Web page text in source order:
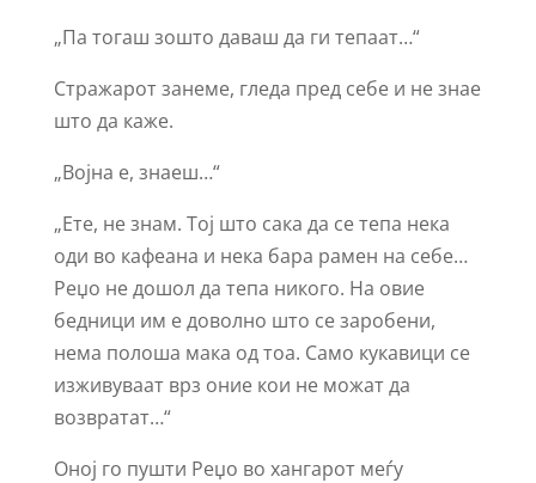
„Па тогаш зошто даваш да ги тепаат…“
Стражарот занеме, гледа пред себе и не знае
што да каже.
„Војна е, знаеш…“
„Ете, не знам. Тој што сака да се тепа нека
оди во кафеана и нека бара рамен на себе…
Реџо не дошол да тепа никого. На овие
бедници им е доволно што се заробени,
нема полоша мака од тоа. Само кукавици се
изживуваат врз оние кои не можат да
возвратат…“
Оној го пушти Реџо во хангарот меѓу